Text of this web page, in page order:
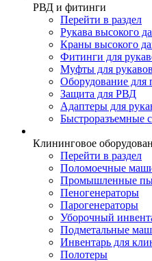
РВД и фитинги
Перейти в раздел
Рукава высокого
Краны высокого
Фитинги для
Муфты для
Оборудование для
Защита для РВД
Адаптеры для
Быстроразъемные
Клининговое
Перейти в раздел
Поломоечные
Промышленные
Пеногенераторы
Парогенераторы
Уборочный
Подметальные
Инвентарь для
Полотеры